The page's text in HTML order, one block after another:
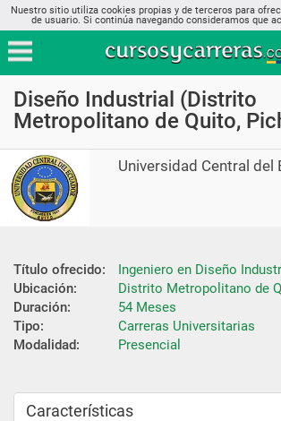
Nuestro sitio utiliza cookies propias y de terceros para
de usuario. Si continúa navegando consideramos que
Diseño Industrial (Distrito
Metropolitano de Quito,
Universidad Central del
Título ofrecido:
Ingeniero en Diseño
Ubicación:
Distrito Metropolitano de
Duración:
54 Meses
Tipo:
Carreras Universitarias
Modalidad:
Presencial
Características